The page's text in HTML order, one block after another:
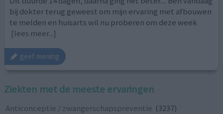
bij dokter terug geweest om mijn ervaring met afbouwen
te melden en huisarts wil nu proberen om deze week
[lees meer...]
geef mening
Ziekten met de meeste ervaringen
Anticonceptie / zwangerschapspreventie (3237)